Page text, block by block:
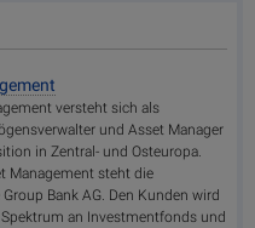
versteht sich als
und Asset Manager
in Zentral- und Osteuropa.
Management steht die
Bank AG. Den Kunden wird
an Investmentfonds und